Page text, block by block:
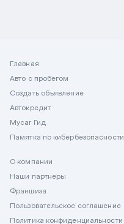
Главная
Авто с пробегом
Создать объявление
Автокредит
Mycar Гид
Памятка по кибербезопасности
О компании
Наши партнеры
Франшиза
Пользовательское соглашение
Политика конфиденциальности